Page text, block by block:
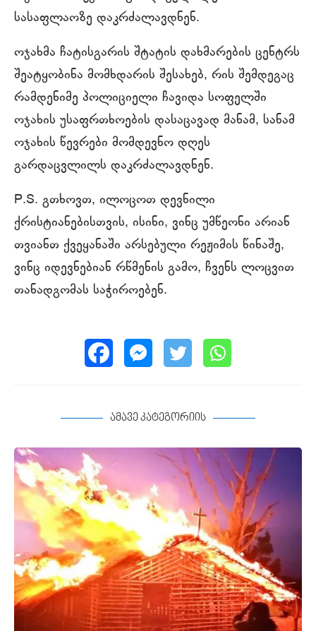
სასაფლაოზე დაკრძალავდნენ.
ოჯახმა ჩატისგარის შტატის დახმარების ცენტრს
შეატყობინა მომხდარის შესახებ, რის შემდეგაც
რამდენიმე პოლიციელი ჩავიდა სოფელში
ოჯახის უსაფრთხოების დასაცავად მანამ, სანამ
ოჯახის წევრები მომდევნო დღეს
გარდაცვლილს დაკრძალავდნენ.
P.S. გთხოვთ, ილოცოთ დევნილი
ქრისტიანებისთვის, ისინი, ვინც უმწეონი არიან
თვიანთ ქვეყანაში არსებული რეჟიმის წინაშე,
ვინც იდევნებიან რწმენის გამო, ჩვენს ლოცვით
თანადგომას საჭიროებენ.
ამავე კატეგორიის